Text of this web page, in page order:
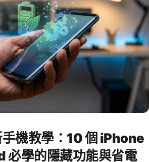
機教學：10 個 iPhone
必學的隱藏功能與省電